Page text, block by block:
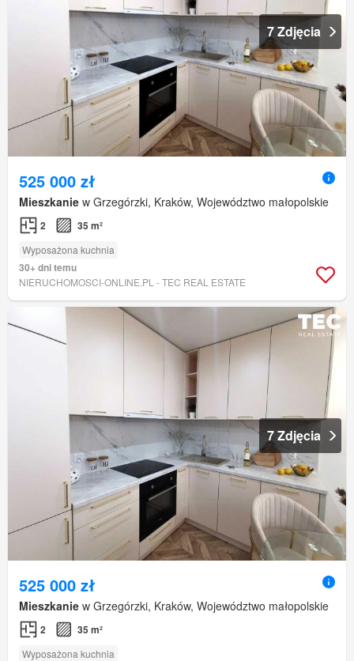
7 Zdjęcia
525 000 zł
Mieszkanie w Grzegórzki, Kraków, Województwo małopolskie
2 35 m²
Wyposażona kuchnia
30+ dni temu
NIERUCHOMOSCI-ONLINE.PL - TEC REAL ESTATE
7 Zdjęcia
525 000 zł
Mieszkanie w Grzegórzki, Kraków, Województwo małopolskie
2 35 m²
Wyposażona kuchnia